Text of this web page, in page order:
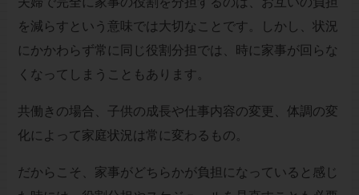
を減らすという意味では大切なことです。しかし、状況
にかかわらず常に同じ役割分担では、時に家事が回らな
くなってしまうこともあります。
共働きの場合、子供の成長や仕事内容の変更、体調の変
化によって家庭状況は常に変わるもの。
だからこそ、家事がどちらかが負担になっていると感じ